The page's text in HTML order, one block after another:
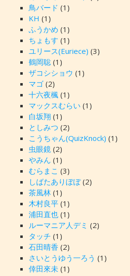
鳥バード (1)
KH (1)
ふうかめ (1)
ちょもす (1)
ユリース(Euriece) (3)
鶴岡聡(1)
ザコシショウ (1)
マゴ(2)
十六夜楓(1)
マックスむらい (1)
白坂翔 (1)
としみつ (2)
こうちゃん(QuizKnock) (1)
虫眼鏡(2)
やみん (1)
むらまこ (3)
しばたありぼぼ(2)
茶風林(1)
木村良平(1)
浦田直也(1)
ルーマニア人デミ (2)
タッチ (1)
石田晴香 (2)
さいとうゆう一ろう (1)
倖田來未(1)